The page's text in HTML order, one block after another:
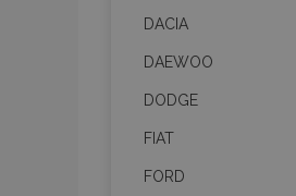
DACIA
DAEWOO
DODGE
FIAT
FORD